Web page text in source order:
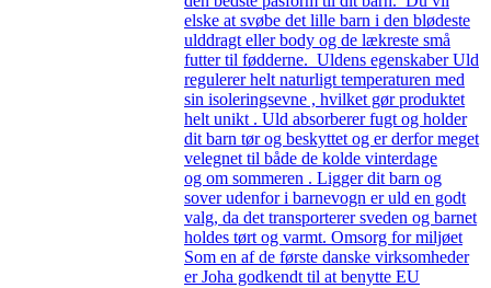
elske at svøbe det lille barn i den blødeste
ulddragt eller body og de lækreste små
futter til fødderne. Uldens egenskaber Uld
regulerer helt naturligt temperaturen med
sin isoleringsevne , hvilket gør produktet
helt unikt . Uld absorberer fugt og holder
dit barn tør og beskyttet og er derfor meget
velegnet til både de kolde vinterdage
og om sommeren . Ligger dit barn og
sover udenfor i barnevogn er uld en godt
valg, da det transporterer sveden og barnet
holdes tørt og varmt. Omsorg for miljøet
Som en af de første danske virksomheder
er Joha godkendt til at benytte EU